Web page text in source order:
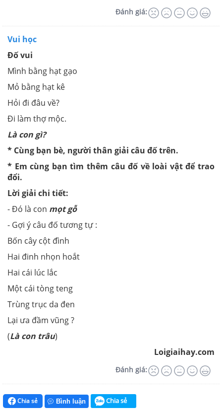
Đánh giá:
Vui học
Đố vui
Mình bằng hạt gạo
Mỏ bằng hạt kê
Hỏi đi đâu về?
Đi làm thợ mộc.
Là con gì?
* Cùng bạn bè, người thân giải câu đố trên.
* Em cùng bạn tìm thêm câu đố về loài vật để trao
đổi.
Lời giải chi tiết:
- Đó là con mọt gỗ
- Gợi ý câu đố tương tự :
Bốn cây cột đình
Hai đinh nhọn hoắt
Hai cái lúc lắc
Một cái tòng teng
Trùng trục da đen
Lại ưa đầm vũng ?
(Là con trâu)
Loigiaihay.com
Đánh giá:
Chia sẻ Bình luận Chia sẻ